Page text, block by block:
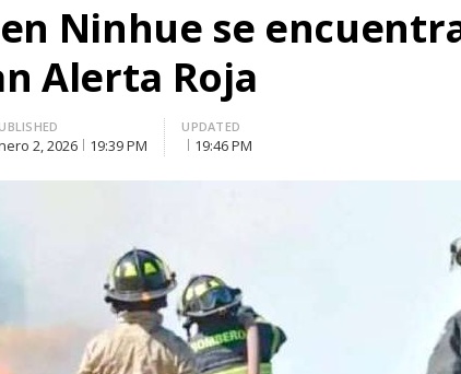
Ninhue se
Alerta Roja
2, 2026 19:39 PM
UPDATED
19:46 PM